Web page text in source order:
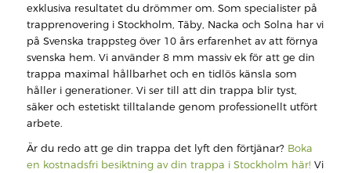
exklusiva resultatet du drömmer om. Som specialister på
trapprenovering i Stockholm, Täby, Nacka och Solna har vi
på Svenska trappsteg över 10 års erfarenhet av att förnya
svenska hem. Vi använder 8 mm massiv ek för att ge din
trappa maximal hållbarhet och en tidlös känsla som
håller i generationer. Vi ser till att din trappa blir tyst,
säker och estetiskt tilltalande genom professionellt utfört
arbete.
Är du redo att ge din trappa det lyft den förtjänar? Boka
en kostnadsfri besiktning av din trappa i Stockholm här! Vi